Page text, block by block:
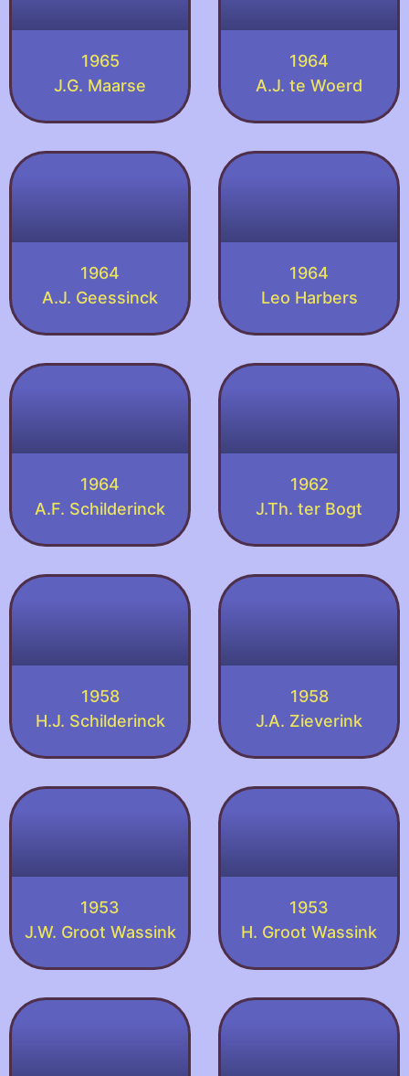
1965
J.G. Maarse
1964
A.J. te Woerd
1964
A.J. Geessinck
1964
Leo Harbers
1964
A.F. Schilderinck
1962
J.Th. ter Bogt
1958
H.J. Schilderinck
1958
J.A. Zieverink
1953
J.W. Groot Wassink
1953
H. Groot Wassink